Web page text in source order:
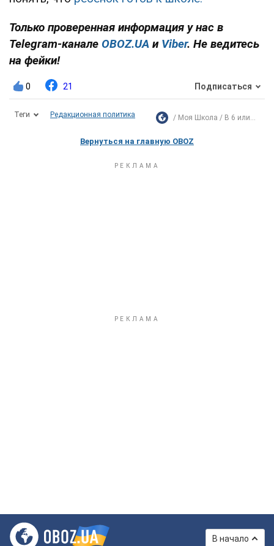
Только проверенная информация у нас в
Telegram-канале OBOZ.UA и Viber. Не ведитесь
на фейки!
0 21 Подписаться
Теги Редакционная политика Моя Школа В 6 или...
Вернуться на главную OBOZ
В начало